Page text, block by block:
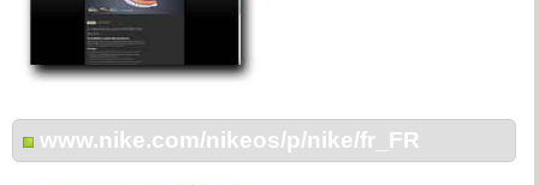
www.nike.com/nikeos/p/nike/fr_FR